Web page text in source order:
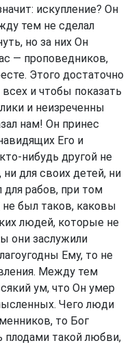
искупление? Он
тем не сделал
но за них Он
— проповедников,
Этого достаточно
и чтобы показать
и неизреченны
нам! Он принес
Его и
нибудь другой не
для своих детей, ни
для рабов, при том
был таков, каковы
людей, которые не
они заслужили
Ему, то не
Между тем
ум, что Он умер
Чего люди
то Бог
плодами такой любви,